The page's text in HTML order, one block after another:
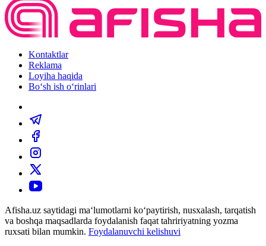
Kontaktlar
Reklama
Loyiha haqida
Bo‘sh ish o‘rinlari
Afisha.uz saytidagi ma‘lumotlarni ko‘paytirish, nusxalash, tarqatish
va boshqa maqsadlarda foydalanish faqat tahririyatning yozma
ruxsati bilan mumkin. Foydalanuvchi kelishuvi